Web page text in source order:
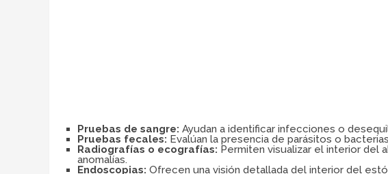
Pruebas de sangre: Ayudan a identificar infecciones o
Pruebas fecales: Evalúan la presencia de parásitos o
Radiografías o ecografías: Permiten visualizar el interior del
anomalías.
Endoscopias: Ofrecen una visión detallada del interior del